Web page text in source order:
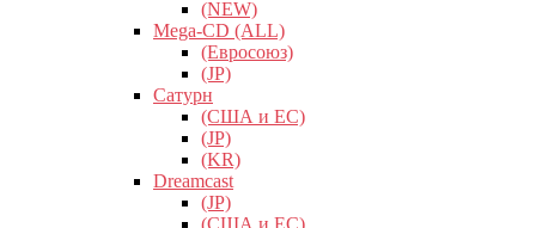
(NEW)
Mega-CD (ALL)
(Евросоюз)
(JP)
Сатурн
(США и ЕС)
(JP)
(KR)
Dreamcast
(JP)